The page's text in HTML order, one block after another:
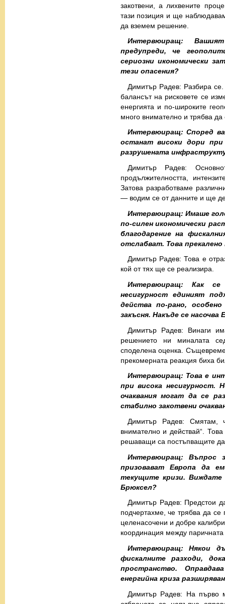
закотвени, а лихвените
тази позиция и ще
да вземем решение.
Интервюиращ:
предупреди, че
сериозни икономически
тези опасения?
Димитър Радев: Разбира се.
балансът на рисковете се
енергията и по-широките
много внимателно и трябва
Интервюиращ: Според
останат високи дори
разрушената
Димитър Радев:
продължителността,
Затова разработваме
— водим се от данните и ще
Интервюиращ: Имаше
по-силен икономически
благодарение на
отслабват. Това
Димитър Радев: Това е
кой от тях ще се реализира.
Интервюиращ: Как се
несигурност единият
действа по-рано,
закъсня. Накъде се насочва
Димитър Радев: Винаги
решението ни миналата
споделена оценка.
прекомерната реакция биха
Интервюиращ: Това е
при висока несигурност.
очаквания могат да се
стабилно закотвени
Димитър Радев: Смятам,
внимателно и действай“.
решаващи са постъпващите
Интервюиращ: Въпрос
призовават Европа да
текущите кризи. Виждате
Брюксел?
Димитър Радев: Предстои
подчертахме, че трябва да
целенасочени и добре
координация между
Интервюиращ: Някои
фискалните разходи,
пространство.
енергийна криза
Димитър Радев: На първо